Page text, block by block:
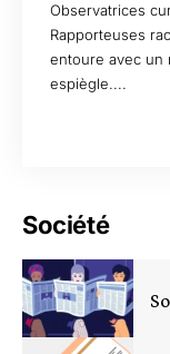
Observatrices
Rapporteuses
entoure avec un
espiègle....
Société